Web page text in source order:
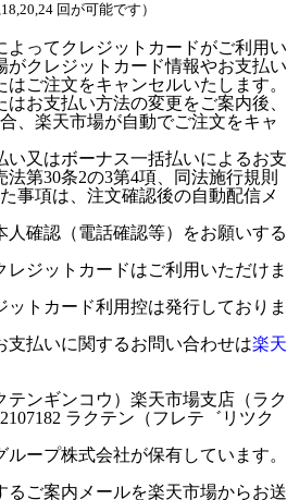
回が可能です）
よってクレジットカードがご利用い
がクレジットカード情報やお支払い
ご注文をキャンセルいたします。
お支払い方法の変更をご案内後、
、楽天市場が自動でご注文をキャ
い又はボーナス一括払いによるお支
第30条2の3第4項、同法施行規則
事項は、注文確認後の自動配信メ
確認（電話確認等）をお願いする
ジットカードはご利用いただけま
トカード利用控は発行しておりま
払いに関するお問い合わせは楽天
テンギンコウ）楽天市場支店（ラク
ラクテン（フレテ゛リツク
ープ株式会社が保有しています。
るご案内メールを楽天市場からお送